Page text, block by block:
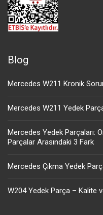
Blog
Mercedes W211 Kronik
Mercedes W211 Yedek
Mercedes Yedek Parçaları:
Parçalar Arasındaki 3 Fark
Mercedes Çıkma Yedek
W204 Yedek Parça – Kalite